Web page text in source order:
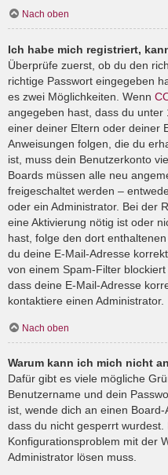
Nach oben
Ich habe mich registriert,
Überprüfe zuerst, ob du den
richtige Passwort eingegeben
es zwei Möglichkeiten. Wenn
angegeben hast, dass du unter
einer deiner Eltern oder deiner
Anweisungen folgen, die du
ist, muss dein Benutzerkonto
Boards müssen alle neu
freigeschaltet werden –
oder ein Administrator. Bei der
eine Aktivierung nötig ist oder
hast, folge den dort
du deine E-Mail-Adresse
von einem Spam-Filter
dass deine E-Mail-Adresse
kontaktiere einen Administrator.
Nach oben
Warum kann ich mich nicht
Dafür gibt es viele mögliche
Benutzername und dein
ist, wende dich an einen
dass du nicht gesperrt
Konfigurationsproblem mit der
Administrator lösen muss.